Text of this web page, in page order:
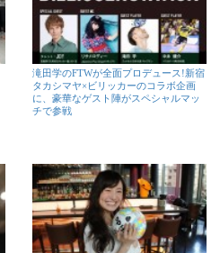
滝田学のFTWが全面プロデュース!新宿
タカシマヤ×ビリッカーのコラボ企画
に、豪華なゲスト陣がスペシャルマッ
チで参戦